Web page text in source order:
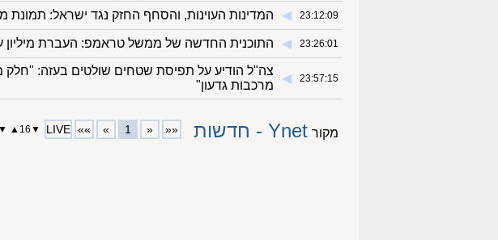
23:12:09
◀︎ המדינות העוינות, והסחף החזק נגד ישראל: תמונת
23:26:01
◀︎ התוכנית החדשה של ממשל טראמפ: העברת מיליון
23:57:15
◀︎
צה"ל הודיע על תפיסת שטחים שולטים בעזה:
מרכבות גדעון"
מקור Ynet - חדשות ««
«
1
»
»»
LIVE
▼
16
▲
▼